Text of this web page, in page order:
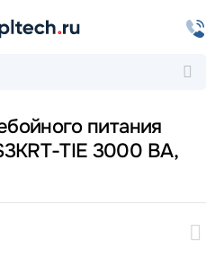
питания
TIE 3000 ВА,